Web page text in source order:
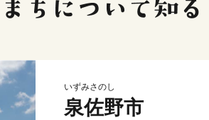
いずみさのし
泉佐野市